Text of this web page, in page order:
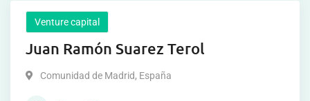
Venture capital
Juan Ramón Suarez Terol
Comunidad de Madrid, España